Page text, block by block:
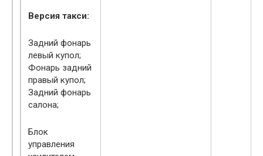
Версия такси:
Задний фонарь
левый купол;
Фонарь задний
правый купол;
Задний фонарь
салона;
Блок
управления